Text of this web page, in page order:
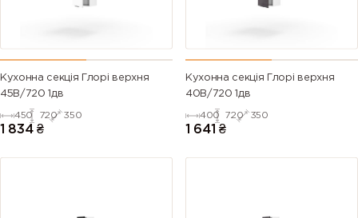
Кухонна секція Глорі верхня
45В/720 1дв
450 720 350
1 834 ₴
Кухонна секція Глорі верхня
40В/720 1дв
400 720 350
1 641 ₴